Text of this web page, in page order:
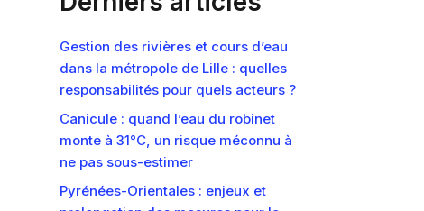
Gestion des rivières et cours d’eau
dans la métropole de Lille : quelles
responsabilités pour quels acteurs ?
Canicule : quand l’eau du robinet
monte à 31°C, un risque méconnu à
ne pas sous-estimer
Pyrénées-Orientales : enjeux et